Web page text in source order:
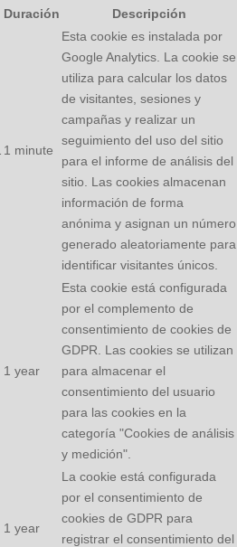
Duración Descripción
1 minute
Esta cookie es instalada por
Google Analytics. La cookie se
utiliza para calcular los datos
de visitantes, sesiones y
campañas y realizar un
seguimiento del uso del sitio
para el informe de análisis del
sitio. Las cookies almacenan
información de forma
anónima y asignan un número
generado aleatoriamente para
identificar visitantes únicos.
1 year
Esta cookie está configurada
por el complemento de
consentimiento de cookies de
GDPR. Las cookies se utilizan
para almacenar el
consentimiento del usuario
para las cookies en la
categoría "Cookies de análisis
y medición".
1 year
La cookie está configurada
por el consentimiento de
cookies de GDPR para
registrar el consentimiento del